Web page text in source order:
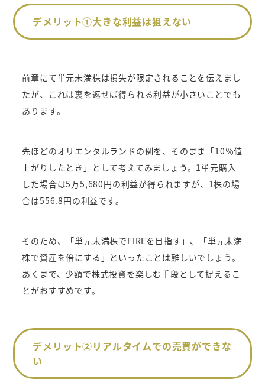
デメリット①大きな利益は狙えない
前章にて単元未満株は損失が限定されることを伝えまし
たが、これは裏を返せば得られる利益が小さいことでも
あります。
先ほどのオリエンタルランドの例を、そのまま「10％値
上がりしたとき」として考えてみましょう。1単元購入
した場合は5万5,680円の利益が得られますが、1株の場
合は556.8円の利益です。
そのため、「単元未満株でFIREを目指す」、「単元未満
株で資産を倍にする」といったことは難しいでしょう。
あくまで、少額で株式投資を楽しむ手段として捉えるこ
とがおすすめです。
デメリット②リアルタイムでの売買ができな
い